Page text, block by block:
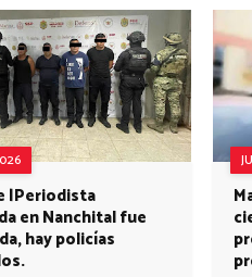
|Periodista
en Nanchital fue
hay policías